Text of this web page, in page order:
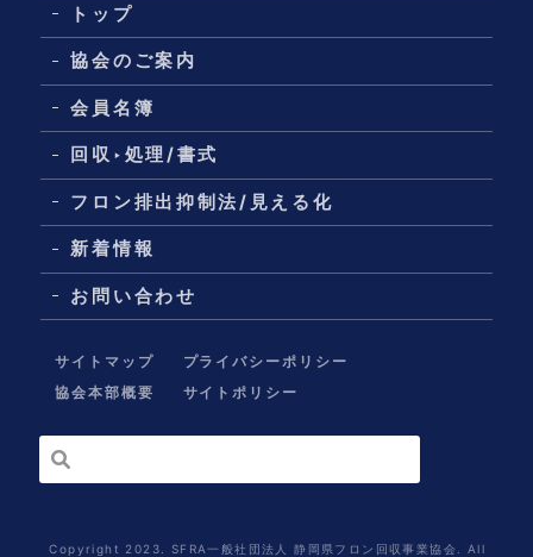
トップ
協会のご案内
会員名簿
回収‣処理/書式
フロン排出抑制法/見える化
新着情報
お問い合わせ
サイトマップ
プライバシーポリシー
協会本部概要
サイトポリシー
Copyright 2023. SFRA一般社団法人 静岡県フロン回収事業協会. All